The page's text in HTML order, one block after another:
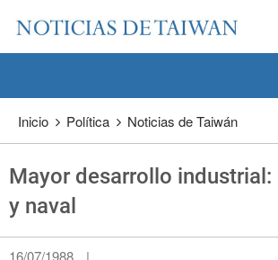
Pase a contenido principal
Inicio Política Noticias de Taiwán
Mayor desarrollo
y naval
16/07/1988 |